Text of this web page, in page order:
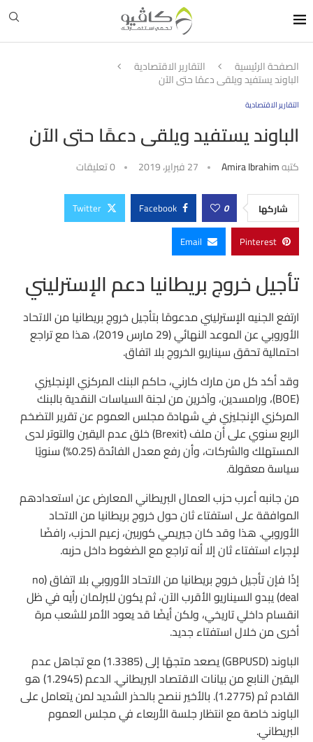
الصفحة الرئيسية التقارير الاقتصادية
الباوند يستفيد ويلقى دعمًا حتى الآن
التقارير الاقتصادية
الباوند يستفيد ويلقى دعمًا حتى الآن
كتبهAmira Ibrahim 27 فبراير، 2019 0 تعليقات
شاركها 0
Facebook
Twitter
Pinterest
Email
تأجيل خروج بريطانيا دعم الإسترليني
ارتفع الجنيه الإسترليني مدعومًا بتأجيل خروج بريطانيا من الاتحاد
الأوروبي عن الموعد النهائي (29 مارس 2019)، هذا مع تراجع
احتمالية تحقق سيناريو الخروج بلا اتفاق.
وقد أكد كل من مارك كارني، حاكم البنك المركزي الإنجليزي
(BOE)، ورامسدين، وآخرين من لجنة السياسات النقدية بالبنك
المركزي الإنجليزي في شهادة مجلس العموم عن تقرير التضخم
الربع سنوي على أن ملف (Brexit) خلق عدم اليقين والتوتر لدى
المستهلك والشركات، وأن رفع معدل الفائدة (0.25%) سنويًا
سياسة معقولة.
من جانبه أعرب حزب العمال البريطاني المعارض عن استعدادهم
الموافقة على استفتاء ثان حول خروج بريطانيا من الاتحاد
الأوروبي. هذا وقد كان جيريمي كوربين، زعيم الحزب، رافضًا
لإجراء استفتاء ثان إلا أنه تراجع مع الضغوط داخل حزبه.
إذًا فإن تأجيل خروج بريطانيا من الاتحاد الأوروبي بلا اتفاق (no
deal) يبدو السيناريو الأقرب الآن، ثم يكون للبرلمان رأيه في ظل
انقسام داخلي تاريخي، ولكن أيضًا قد يعود الأمر للشعب مرة
أخرى من خلال استفتاء جديد.
الباوند (GBPUSD) يصعد متجهًا إلى (1.3385) مع تجاهل عدم
اليقين النابع من بيانات الاقتصاد البريطاني. الدعم (1.2945) هو
القادم ثم (1.2775). بالأخير ننصح بالحذر الشديد لمن يتعامل على
الباوند خاصة مع انتظار جلسة الأربعاء في مجلس العموم
البريطاني.